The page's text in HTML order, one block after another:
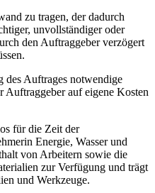
zu tragen, der dadurch
unvollständiger oder
den Auftraggeber verzögert
Auftrages notwendige
auf eigene Kosten
für die Zeit der
Energie, Wasser und
von Arbeitern sowie die
zur Verfügung und trägt
und Werkzeuge.